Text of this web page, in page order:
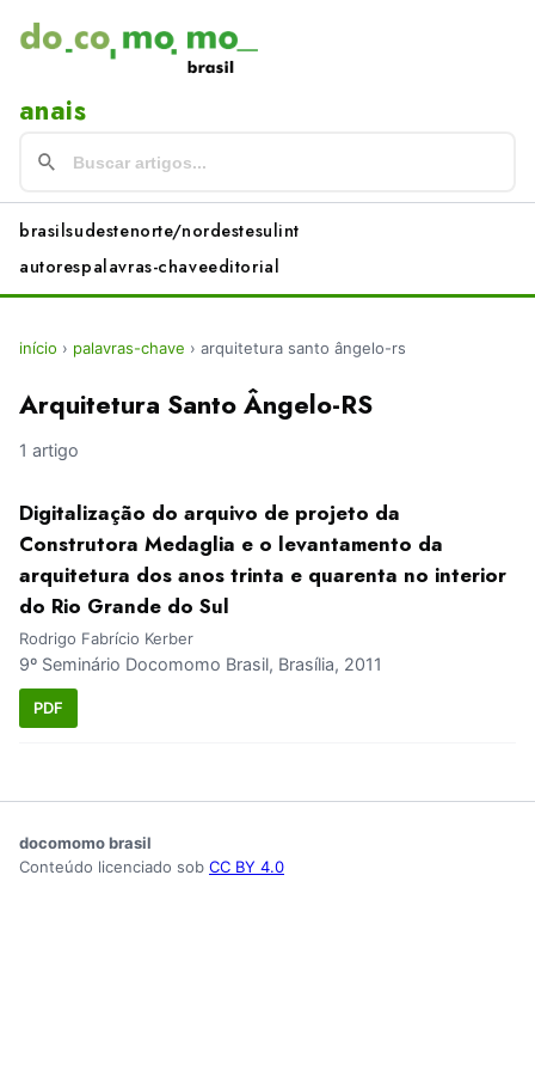
anais
brasilsudestenorte/nordestesulint
autorespalavras-chaveeditorial
início › palavras-chave › arquitetura santo ângelo-rs
Arquitetura Santo Ângelo-RS
1 artigo
Digitalização do arquivo de projeto da
Construtora Medaglia e o levantamento da
arquitetura dos anos trinta e quarenta no interior
do Rio Grande do Sul
Rodrigo Fabrício Kerber
9º Seminário Docomomo Brasil, Brasília, 2011
PDF
docomomo brasil
Conteúdo licenciado sob CC BY 4.0